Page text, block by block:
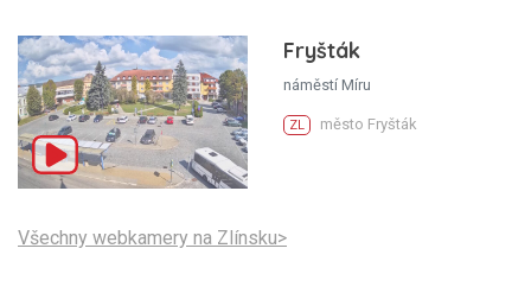
Fryšták
náměstí Míru
ZL město Fryšták
Všechny webkamery na Zlínsku>